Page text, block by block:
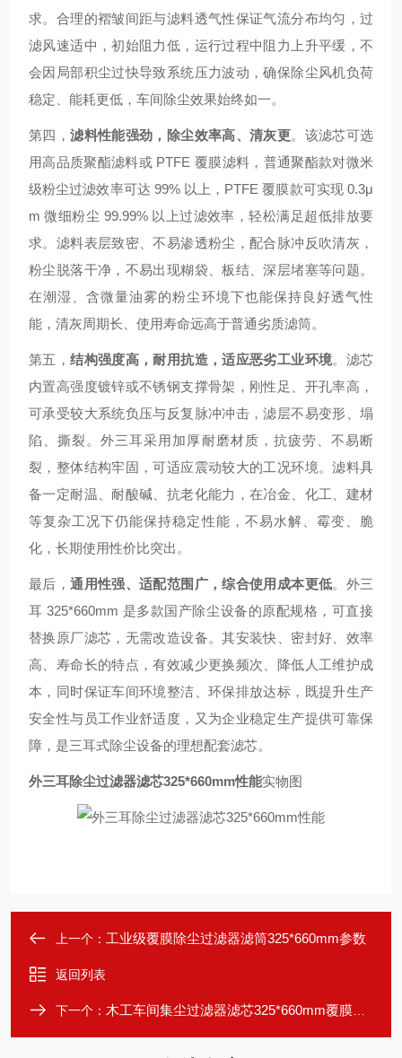
求。合理的褶皱间距与滤料透气性保证气流分布均匀，过
滤风速适中，初始阻力低，运行过程中阻力上升平缓，不
会因局部积尘过快导致系统压力波动，确保除尘风机负荷
稳定、能耗更低，车间除尘效果始终如一。
第四，滤料性能强劲，除尘效率高、清灰更。该滤芯可选
用高品质聚酯滤料或 PTFE 覆膜滤料，普通聚酯款对微米
级粉尘过滤效率可达 99% 以上，PTFE 覆膜款可实现 0.3μ
m 微细粉尘 99.99% 以上过滤效率，轻松满足超低排放要
求。滤料表层致密、不易渗透粉尘，配合脉冲反吹清灰，
粉尘脱落干净，不易出现糊袋、板结、深层堵塞等问题。
在潮湿、含微量油雾的粉尘环境下也能保持良好透气性
能，清灰周期长、使用寿命远高于普通劣质滤筒。
第五，结构强度高，耐用抗造，适应恶劣工业环境。滤芯
内置高强度镀锌或不锈钢支撑骨架，刚性足、开孔率高，
可承受较大系统负压与反复脉冲冲击，滤层不易变形、塌
陷、撕裂。外三耳采用加厚耐磨材质，抗疲劳、不易断
裂，整体结构牢固，可适应震动较大的工况环境。滤料具
备一定耐温、耐酸碱、抗老化能力，在冶金、化工、建材
等复杂工况下仍能保持稳定性能，不易水解、霉变、脆
化，长期使用性价比突出。
最后，通用性强、适配范围广，综合使用成本更低。外三
耳 325*660mm 是多款国产除尘设备的原配规格，可直接
替换原厂滤芯，无需改造设备。其安装快、密封好、效率
高、寿命长的特点，有效减少更换频次、降低人工维护成
本，同时保证车间环境整洁、环保排放达标，既提升生产
安全性与员工作业舒适度，又为企业稳定生产提供可靠保
障，是三耳式除尘设备的理想配套滤芯。
外三耳除尘过滤器滤芯325*660mm性能实物图
上一个： 工业级覆膜除尘过滤器滤筒325*660mm参数
返回列表
下一个： 木工车间集尘过滤器滤芯325*660mm覆膜滤筒